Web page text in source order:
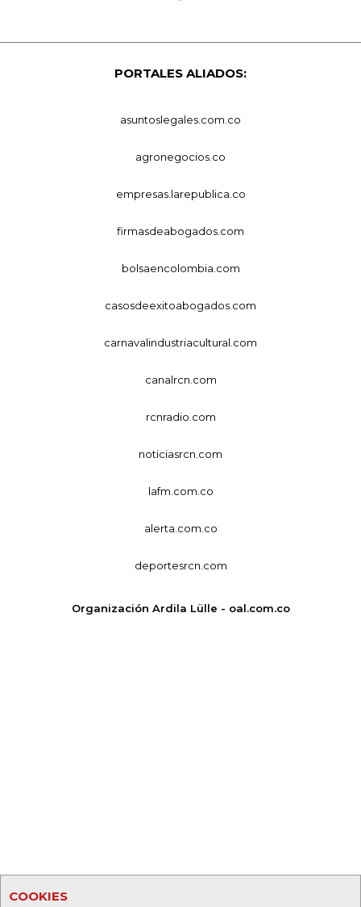
COOKIES
PORTALES ALIADOS:
asuntoslegales.com.co
agronegocios.co
empresas.larepublica.co
firmasdeabogados.com
bolsaencolombia.com
casosdeexitoabogados.com
carnavalindustriacultural.com
canalrcn.com
rcnradio.com
noticiasrcn.com
lafm.com.co
alerta.com.co
deportesrcn.com
Organización Ardila Lülle - oal.com.co